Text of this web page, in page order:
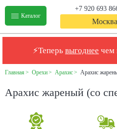
Каталог
Москва
+7 920 693
⚡Теперь выгоднее чем
Главная Орехи Арахис Арахис
Арахис жареный (со